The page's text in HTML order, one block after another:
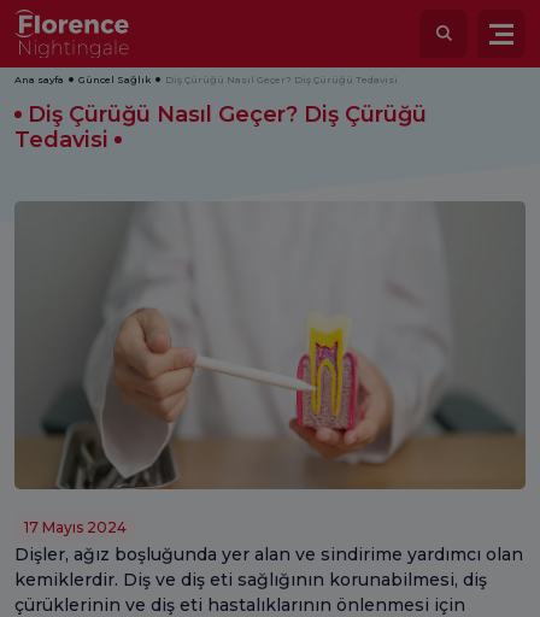
Ana sayfa Güncel Sağlık Diş Çürüğü Nasıl Geçer? Diş Çürüğü Tedavisi
Diş Çürüğü Nasıl Geçer? Diş Çürüğü
Tedavisi
17 Mayıs 2024
Dişler, ağız boşluğunda yer alan ve sindirime yardımcı olan
kemiklerdir. Diş ve diş eti sağlığının korunabilmesi, diş
çürüklerinin ve diş eti hastalıklarının önlenmesi için